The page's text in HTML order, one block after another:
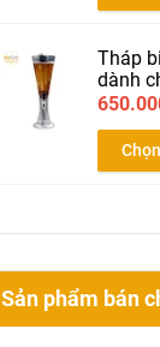
Tháp
dành
nhà
Sản phẩm bán